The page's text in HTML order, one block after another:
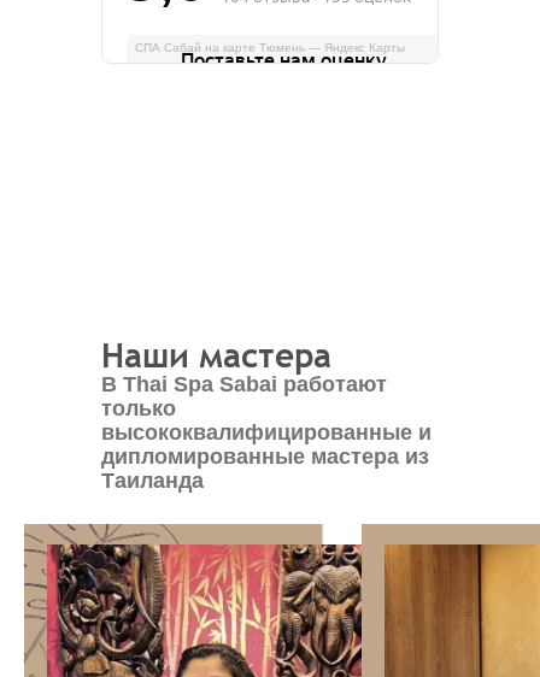
СПА Сабай на карте Тюмень — Яндекс Карты
Наши мастера
В Thai Spa Sabai работают
только
высококвалифицированные и
дипломированные мастера из
Таиланда